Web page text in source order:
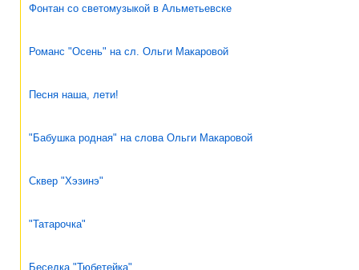
Фонтан со светомузыкой в Альметьевске
Романс "Осень" на сл. Ольги Макаровой
Песня наша, лети!
"Бабушка родная" на слова Ольги Макаровой
Сквер "Хэзинэ"
"Татарочка"
Беседка "Тюбетейка"